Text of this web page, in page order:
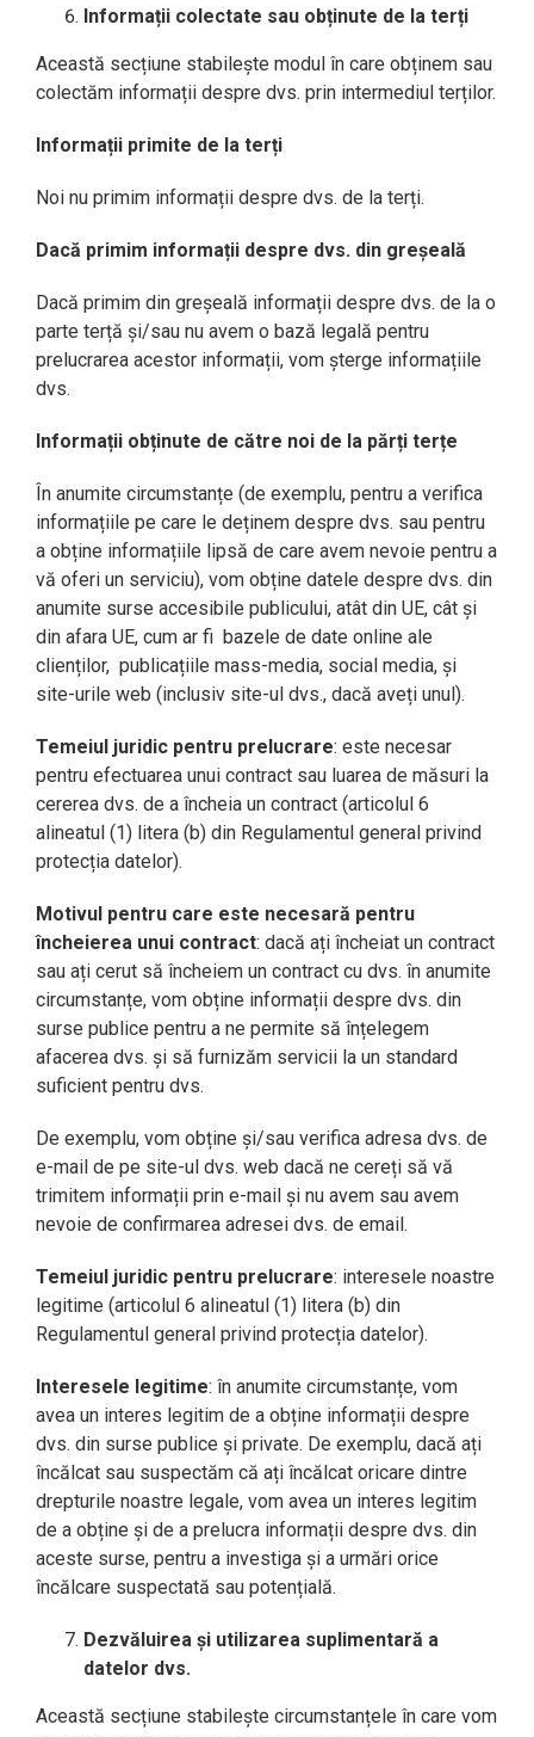
Informații colectate sau obținute de la terți
Această secțiune stabilește modul în care obținem sau
colectăm informații despre dvs. prin intermediul terților.
Informații primite de la terți
Noi nu primim informații despre dvs. de la terți.
Dacă primim informații despre dvs. din greșeală
Dacă primim din greșeală informații despre dvs. de la o
parte terță și/sau nu avem o bază legală pentru
prelucrarea acestor informații, vom șterge informațiile
dvs.
Informații obținute de către noi de la părți terțe
În anumite circumstanțe (de exemplu, pentru a verifica
informațiile pe care le deținem despre dvs. sau pentru
a obține informațiile lipsă de care avem nevoie pentru a
vă oferi un serviciu), vom obține datele despre dvs. din
anumite surse accesibile publicului, atât din UE, cât și
din afara UE, cum ar fi bazele de date online ale
clienților, publicațiile mass-media, social media, și
site-urile web (inclusiv site-ul dvs., dacă aveți unul).
Temeiul juridic pentru prelucrare: este necesar
pentru efectuarea unui contract sau luarea de măsuri la
cererea dvs. de a încheia un contract (articolul 6
alineatul (1) litera (b) din Regulamentul general privind
protecția datelor).
Motivul pentru care este necesară pentru
încheierea unui contract: dacă ați încheiat un contract
sau ați cerut să încheiem un contract cu dvs. în anumite
circumstanțe, vom obține informații despre dvs. din
surse publice pentru a ne permite să înțelegem
afacerea dvs. și să furnizăm servicii la un standard
suficient pentru dvs.
De exemplu, vom obține și/sau verifica adresa dvs. de
e-mail de pe site-ul dvs. web dacă ne cereți să vă
trimitem informații prin e-mail și nu avem sau avem
nevoie de confirmarea adresei dvs. de email.
Temeiul juridic pentru prelucrare: interesele noastre
legitime (articolul 6 alineatul (1) litera (b) din
Regulamentul general privind protecția datelor).
Interesele legitime: în anumite circumstanțe, vom
avea un interes legitim de a obține informații despre
dvs. din surse publice și private. De exemplu, dacă ați
încălcat sau suspectăm că ați încălcat oricare dintre
drepturile noastre legale, vom avea un interes legitim
de a obține și de a prelucra informații despre dvs. din
aceste surse, pentru a investiga și a urmări orice
încălcare suspectată sau potențială.
Dezvăluirea și utilizarea suplimentară a
datelor dvs.
Această secțiune stabilește circumstanțele în care vom